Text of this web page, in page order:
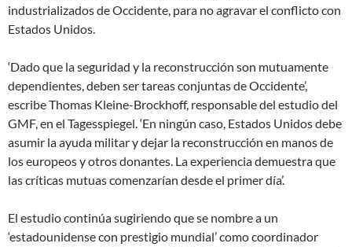
industrializados de Occidente, para no agravar el conflicto con
Estados Unidos.
‘Dado que la seguridad y la reconstrucción son mutuamente
dependientes, deben ser tareas conjuntas de Occidente’,
escribe Thomas Kleine-Brockhoff, responsable del estudio del
GMF, en el Tagesspiegel. ‘En ningún caso, Estados Unidos debe
asumir la ayuda militar y dejar la reconstrucción en manos de
los europeos y otros donantes. La experiencia demuestra que
las críticas mutuas comenzarían desde el primer día’.
El estudio continúa sugiriendo que se nombre a un
‘estadounidense con prestigio mundial’ como coordinador